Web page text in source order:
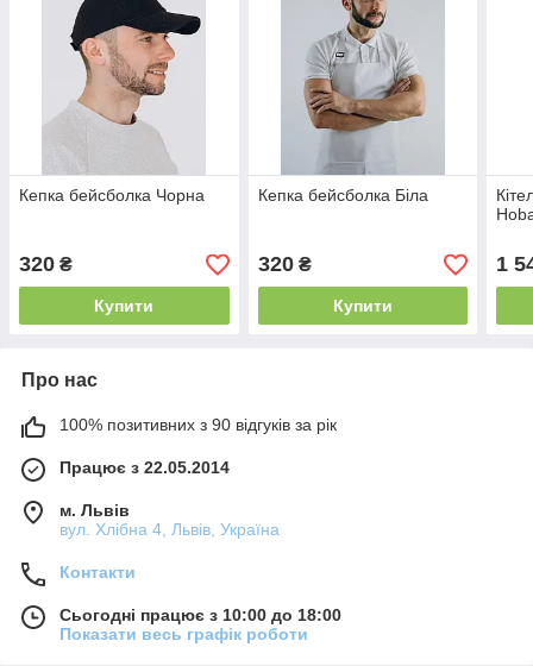
Кепка бейсболка Чорна
320 ₴
Купити
Кепка бейсболка Біла
320₴
Купити
1
Про нас
100% позитивних з 90 відгуків за рік
Працює з 22.05.2014
м. Львів
вул. Хлібна 4, Львів, Україна
Контакти
Сьогодні працює з 10:00 до 18:00
Показати весь графік роботи